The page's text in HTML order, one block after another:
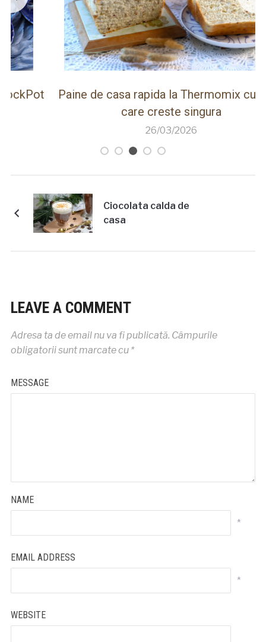
Paine de casa rapida la Thermomix cu faina
care creste singura
26/03/2026
Ciocolata calda de
casa
LEAVE A COMMENT
Adresa ta de email nu va fi publicată. Câmpurile
obligatorii sunt marcate cu *
MESSAGE
NAME
*
EMAIL ADDRESS
*
WEBSITE